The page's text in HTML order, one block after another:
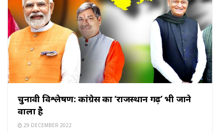
चुनावी विश्लेषण: कांग्रेस का ‘राजस्थान गढ़’ भी जाने
वाला है
29 DECEMBER 2022